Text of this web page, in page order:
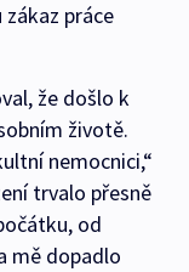
práce
že došlo k
životě.
nemocnici,“
trvalo přesně
od
mě dopadlo